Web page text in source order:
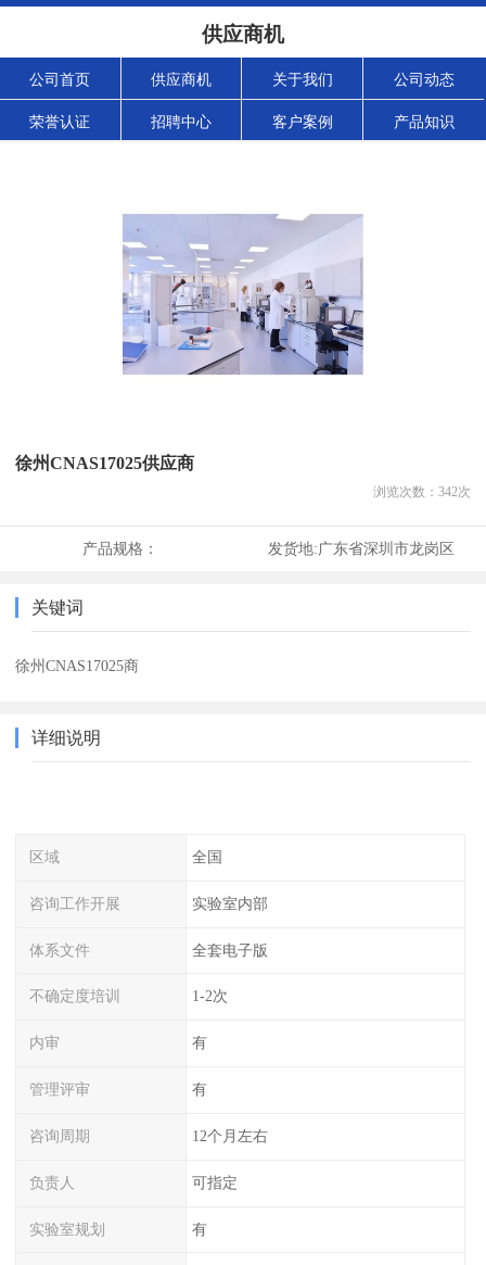
供应商机
公司首页 供应商机 关于我们 公司动态
荣誉认证 招聘中心 客户案例 产品知识
徐州CNAS17025供应商
浏览次数： 342次
产品规格： 发货地:广东省深圳市龙岗区
关键词
徐州CNAS17025商
详细说明
区域 全国
咨询工作开展 实验室内部
体系文件 全套电子版
不确定度培训 1-2次
内审 有
管理评审 有
咨询周期 12个月左右
负责人 可指定
实验室规划 有